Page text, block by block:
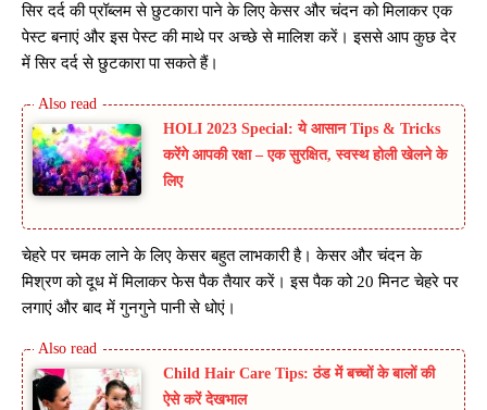
सिर दर्द की प्रॉब्लम से छुटकारा पाने के लिए केसर और चंदन को मिलाकर एक
पेस्ट बनाएं और इस पेस्ट की माथे पर अच्छे से मालिश करें। इससे आप कुछ देर
में सिर दर्द से छुटकारा पा सकते हैं।
HOLI 2023 Special: ये आसान Tips & Tricks
करेंगे आपकी रक्षा – एक सुरक्षित, स्वस्थ होली खेलने के
लिए
चेहरे पर चमक लाने के लिए केसर बहुत लाभकारी है। केसर और चंदन के
मिश्रण को दूध में मिलाकर फेस पैक तैयार करें। इस पैक को 20 मिनट चेहरे पर
लगाएं और बाद में गुनगुने पानी से धोएं।
Child Hair Care Tips: ठंड में बच्चों के बालों की
ऐसे करें देखभाल